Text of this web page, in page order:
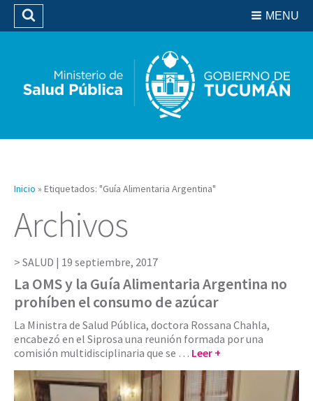
Biblioteca
MENU
Buscar
Inicio » Etiquetados: "Guía Alimentaria Argentina"
Archivos
SALUD | 19 septiembre, 2017
La OMS y la Guía Alimentaria Argentina no
prohíben el consumo de azúcar
La Ministra de Salud Pública, doctora Rossana Chahla,
encabezó en el Siprosa una reunión formada por una
comisión multidisciplinaria que se … Leer +